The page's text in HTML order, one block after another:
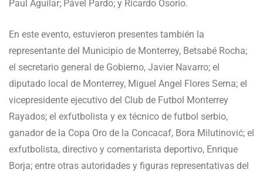
Paul Aguilar; Pável Pardo; y Ricardo Osorio.
En este evento, estuvieron presentes también la
representante del Municipio de Monterrey, Betsabé Rocha;
el secretario general de Gobierno, Javier Navarro; el
diputado local de Monterrey, Miguel Angel Flores Serna; el
vicepresidente ejecutivo del Club de Futbol Monterrey
Rayados; el exfutbolista y ex técnico de futbol serbio,
ganador de la Copa Oro de la Concacaf, Bora Milutinović; el
exfutbolista, directivo y comentarista deportivo, Enrique
Borja; entre otras autoridades y figuras representativas del